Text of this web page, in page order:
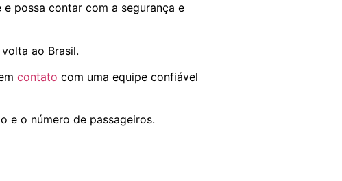
possa contar com a segurança e
ao Brasil.
contato com uma equipe confiável
e o número de passageiros.